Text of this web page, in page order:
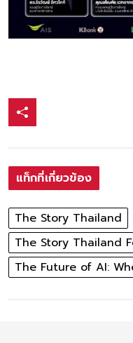
แท็กที่เกี่ยวข้อง
The Story Thailand
The Story Thailand
The Future of AI: